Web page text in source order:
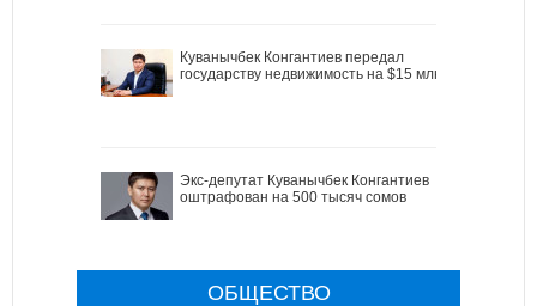
Куванычбек Конгантиев передал
государству недвижимость на $15 млн
Экс-депутат Куванычбек Конгантиев
оштрафован на 500 тысяч сомов
ОБЩЕСТВО